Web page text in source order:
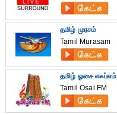
தமிழ் முரசம்
Tamil Murasam
தமிழ் ஓசை எஃப்எம்
Tamil Osai FM